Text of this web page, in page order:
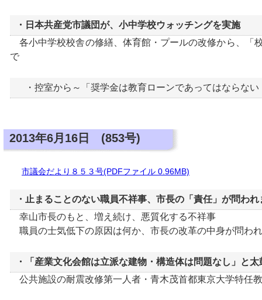
・日本共産党市議団が、小中学校ウォッチングを実施
各小中学校校舎の修繕、体育館・プールの改修から、「
で
・控室から～「奨学金は教育ローンであってはなら
2013年6月16日 (853号)
市議会だより８５３号(PDFファイル 0.96MB)
・止まることのない職員不祥事、市長の「責任」が問われ
幸山市長のもと、増え続け、悪質化する不祥事
職員の士気低下の原因は何か、市長の改革の中身が問わ
・「産業文化会館は立派な建物・構造体は問題なし」と太
公共施設の耐震改修第一人者・青木茂首都東京大学特任